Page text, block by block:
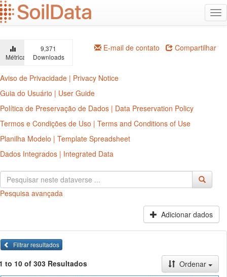
Ir
para
o
principal
Métricas
9,371
Downloads
E-mail de contato Compartilhar
Aviso de Privacidade | Privacy Notice
Guia do Usuário | User Guide
Política de Preservação de Dados | Data Preservation Policy
Termos e Condições de Uso | Terms and Conditions of Use
Planilha Modelo | Template Spreadsheet
Dados Integrados | Integrated Data
Pesquisa avançada
Adicionar dados
Filtrar resultados
to 10 of 303 Resultados
Ordenar